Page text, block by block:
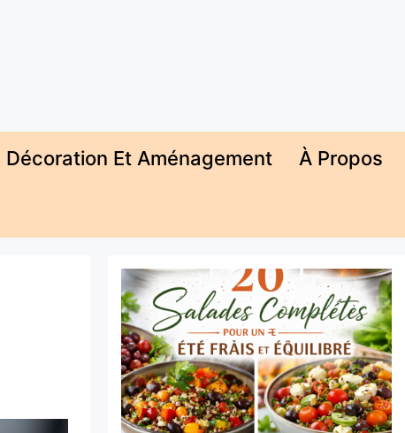
Décoration Et Aménagement À Propos